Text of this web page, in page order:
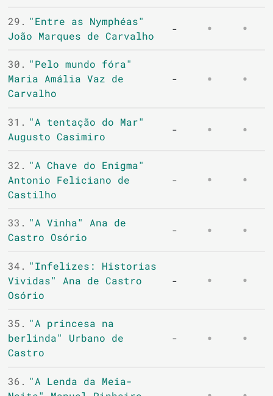
29. "Entre as Nymphéas"
João Marques de Carvalho
-
30. "Pelo mundo fóra"
Maria Amália Vaz de
Carvalho
-
31. "A tentação do Mar"
Augusto Casimiro
-
32. "A Chave do Enigma"
Antonio Feliciano de
Castilho
-
33. "A Vinha" Ana de
Castro Osório
-
34. "Infelizes: Historias
Vividas" Ana de Castro
Osório
-
35. "A princesa na
berlinda" Urbano de
Castro
-
36. "A Lenda da Meia-